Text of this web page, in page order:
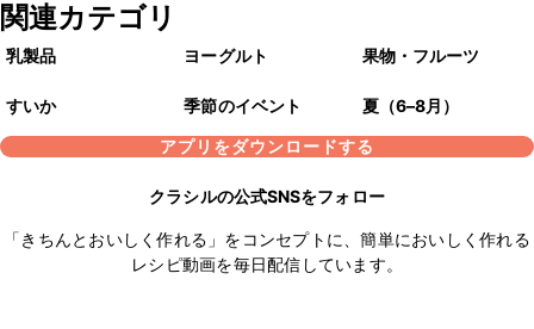
関連カテゴリ
乳製品 ヨーグルト 果物・フルーツ
すいか 季節のイベント
夏（6–8月）
アプリをダウンロードする
クラシルの公式SNSをフォロー
「きちんとおいしく作れる」をコンセプトに、簡単においしく作れる
レシピ動画を毎日配信しています。